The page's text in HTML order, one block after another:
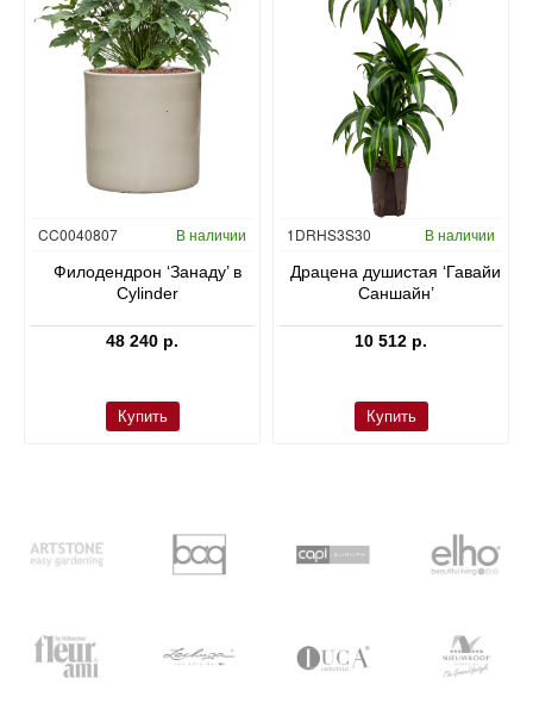
CC0040807 В наличии
Филодендрон ‘Занаду’ в
Cylinder
48 240 р.
Купить
Гидропоника
1DRHS3S30 В наличии
Драцена душистая ‘Гавайи
Саншайн’
10 512 р.
Купить